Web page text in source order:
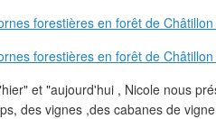
et "aujourd'hui , Nicole nous
des vignes ,des cabanes de